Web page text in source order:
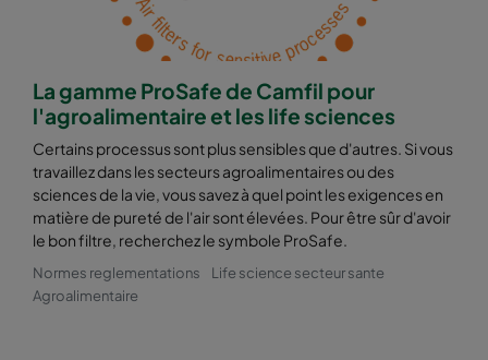
La gamme ProSafe de Camfil pour
l'agroalimentaire et les life sciences
Certains processus sont plus sensibles que d'autres. Si vous
travaillez dans les secteurs agroalimentaires ou des
sciences de la vie, vous savez à quel point les exigences en
matière de pureté de l'air sont élevées. Pour être sûr d'avoir
le bon filtre, recherchez le symbole ProSafe.
Normes reglementations
Life science secteur sante
Agroalimentaire